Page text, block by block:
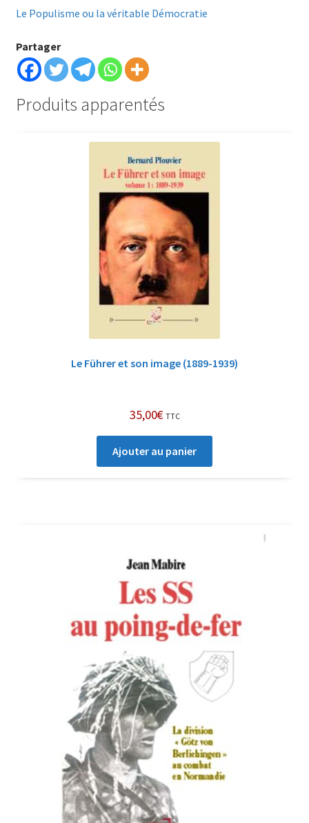
Le Populisme ou la véritable Démocratie
Partager
Produits apparentés
Le Führer et son image (1889-1939)
35,00€ TTC
Ajouter au panier